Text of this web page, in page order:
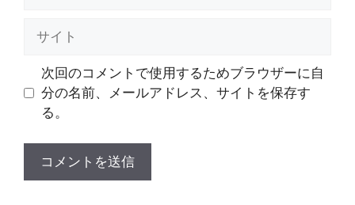
次回のコメントで使用するためブラウザーに自
分の名前、メールアドレス、サイトを保存す
る。